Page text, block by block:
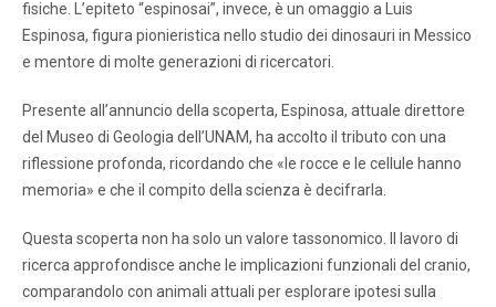
fisiche. L’epiteto “espinosai”, invece, è un omaggio a Luis
Espinosa, figura pionieristica nello studio dei dinosauri in Messico
e mentore di molte generazioni di ricercatori.
Presente all’annuncio della scoperta, Espinosa, attuale direttore
del Museo di Geologia dell’UNAM, ha accolto il tributo con una
riflessione profonda, ricordando che «le rocce e le cellule hanno
memoria» e che il compito della scienza è decifrarla.
Questa scoperta non ha solo un valore tassonomico. Il lavoro di
ricerca approfondisce anche le implicazioni funzionali del cranio,
comparandolo con animali attuali per esplorare ipotesi sulla